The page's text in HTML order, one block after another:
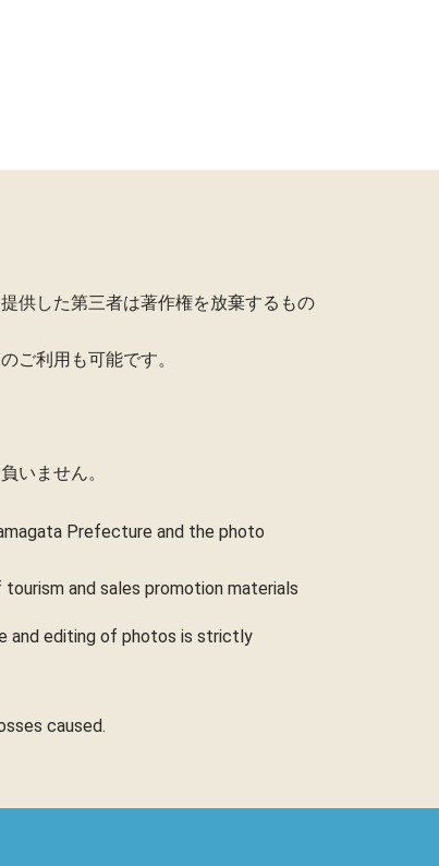
供した第三者は著作権を放棄するもの
ご利用も可能です。
いません。
Prefecture and the photo
and sales promotion materials
and editing of photos is strictly
caused.